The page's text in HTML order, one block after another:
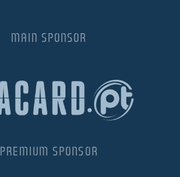
MAIN SPONSOR
PREMIUM SPONSOR